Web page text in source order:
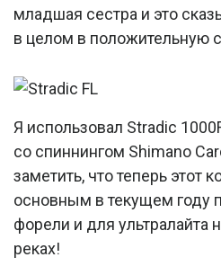
младшая сестра и это
в целом в положительную
Я использовал Stradic
со спиннингом Shimano
заметить, что теперь этот
основным в текущем году
форели и для ультралайта
реках!